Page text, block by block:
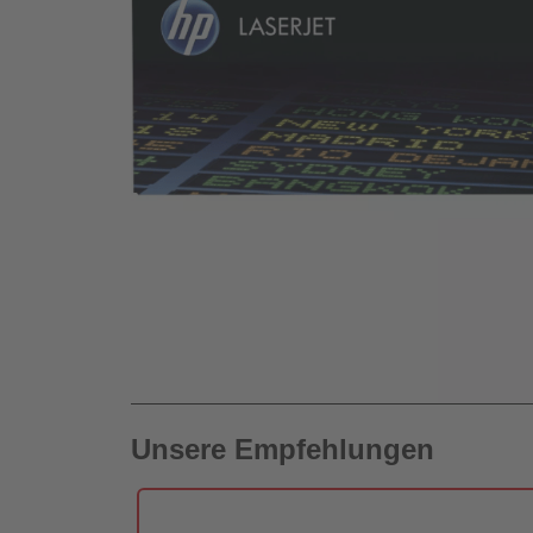
Unsere Empfehlungen